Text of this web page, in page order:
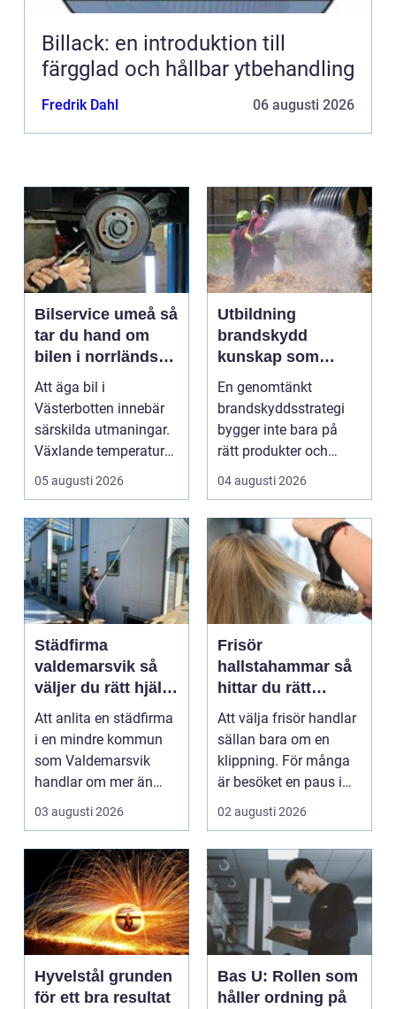
Billack: en introduktion till
färgglad och hållbar ytbehandling
Fredrik Dahl 06 augusti 2026
Bilservice umeå så
tar du hand om
bilen i norrländskt
klimat
Att äga bil i
Västerbotten innebär
särskilda utmaningar.
Växlande temperaturer,
vägsalt, grus, snösl...
05 augusti 2026
Utbildning
brandskydd
kunskap som
räddar liv och
skyddar
verksamheter
En genomtänkt
brandskyddsstrategi
bygger inte bara på
rätt produkter och
installationer. Den
bygger ...
04 augusti 2026
Städfirma
valdemarsvik så
väljer du rätt hjälp
för hem och
företag
Att anlita en städfirma
i en mindre kommun
som Valdemarsvik
handlar om mer än
bara rena golv och
dam...
03 augusti 2026
Frisör
hallstahammar så
hittar du rätt
salong för stil,
kvalitet och känsla
Att välja frisör handlar
sällan bara om en
klippning. För många
är besöket en paus i
vardagen, ett s...
02 augusti 2026
Hyvelstål grunden
för ett bra resultat
Bas U: Rollen som
håller ordning på